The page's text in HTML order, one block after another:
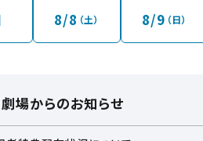
10：00より前にご来館
ご不便をお掛けします
8/8 （土） 8/9 （日）
劇場からのお知らせ